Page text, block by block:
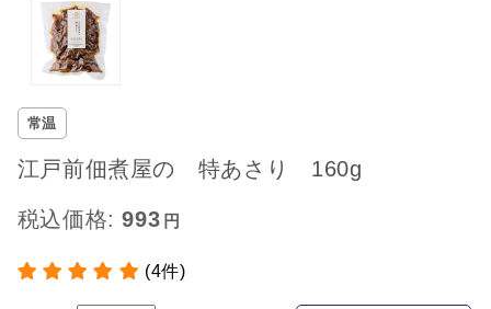
常温
江戸前佃煮屋の 特あさり 160g
税込価格:993
(4件)